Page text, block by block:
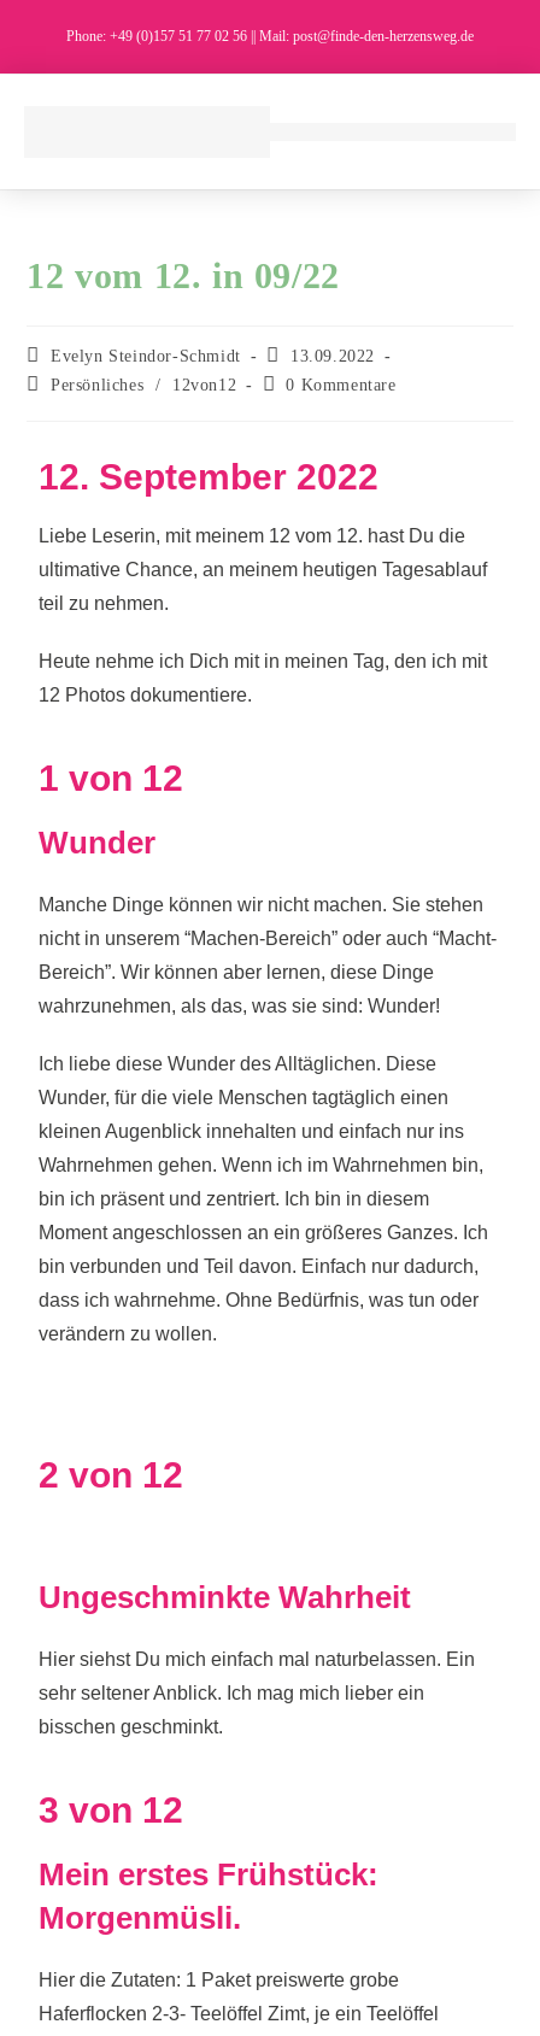
Phone: +49 (0)157 51 77 02 56 || Mail: post@finde-den-herzensweg.de
12 vom 12. in 09/22
Evelyn Steindor-Schmidt
13.09.2022
Persönliches
/ 12von12 0 Kommentare
12. September 2022
Liebe Leserin, mit meinem 12 vom 12. hast Du die
ultimative Chance, an meinem heutigen Tagesablauf
teil zu nehmen.
Heute nehme ich Dich mit in meinen Tag, den ich mit
12 Photos dokumentiere.
1 von 12
Wunder
Manche Dinge können wir nicht machen. Sie stehen
nicht in unserem “Machen-Bereich” oder auch “Macht-
Bereich”. Wir können aber lernen, diese Dinge
wahrzunehmen, als das, was sie sind: Wunder!
Ich liebe diese Wunder des Alltäglichen. Diese
Wunder, für die viele Menschen tagtäglich einen
kleinen Augenblick innehalten und einfach nur ins
Wahrnehmen gehen. Wenn ich im Wahrnehmen bin,
bin ich präsent und zentriert. Ich bin in diesem
Moment angeschlossen an ein größeres Ganzes. Ich
bin verbunden und Teil davon. Einfach nur dadurch,
dass ich wahrnehme. Ohne Bedürfnis, was tun oder
verändern zu wollen.
2 von 12
Ungeschminkte Wahrheit
Hier siehst Du mich einfach mal naturbelassen. Ein
sehr seltener Anblick. Ich mag mich lieber ein
bisschen geschminkt.
3 von 12
Mein erstes Frühstück:
Morgenmüsli.
Hier die Zutaten: 1 Paket preiswerte grobe
Haferflocken 2-3- Teelöffel Zimt, je ein Teelöffel